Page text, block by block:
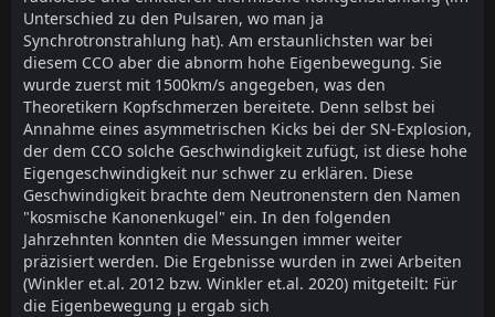
Unterschied zu den Pulsaren, wo man ja
Synchrotronstrahlung hat). Am erstaunlichsten war bei
diesem CCO aber die abnorm hohe Eigenbewegung. Sie
wurde zuerst mit 1500km/s angegeben, was den
Theoretikern Kopfschmerzen bereitete. Denn selbst bei
Annahme eines asymmetrischen Kicks bei der SN-Explosion,
der dem CCO solche Geschwindigkeit zufügt, ist diese hohe
Eigengeschwindigkeit nur schwer zu erklären. Diese
Geschwindigkeit brachte dem Neutronenstern den Namen
"kosmische Kanonenkugel" ein. In den folgenden
Jahrzehnten konnten die Messungen immer weiter
präzisiert werden. Die Ergebnisse wurden in zwei Arbeiten
(Winkler et.al. 2012 bzw. Winkler et.al. 2020) mitgeteilt: Für
die Eigenbewegung µ ergab sich